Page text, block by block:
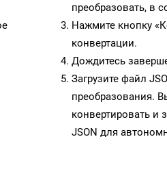
преобразовать, в
Нажмите кнопку
конвертации.
Дождитесь
Загрузите файл
преобразования.
конвертировать и
JSON для